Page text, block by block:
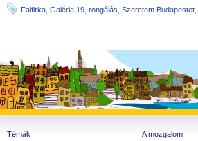
Falfirka Galéria 19 rongálás Szeretem Budapestet
Témák
A mozgalom